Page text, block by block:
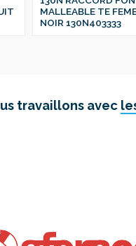
MALLEABLE TE
NOIR 130N403333
travaillons avec